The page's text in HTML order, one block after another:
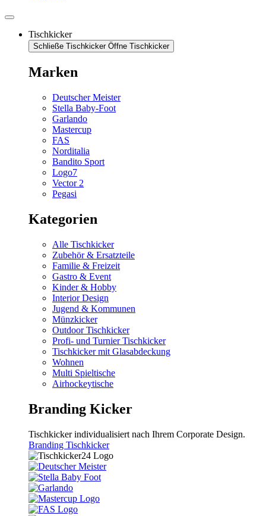
Tischkicker
Schließe Tischkicker Öffne Tischkicker
Marken
Deutscher Meister
Stella Baby-Foot
Garlando
Mastercup
FAS
Norditalia
Bandito Sport
Logo7
Vector 2
Pegasi
Kategorien
Alle Tischkicker
Zubehör & Ersatzteile
Familie & Freizeit
Gastro & Event
Kinder & Hobby
Interior Design
Jugend & Kommunen
Münzkicker
Outdoor Tischkicker
Profi- und Turnier Tischkicker
Tischkicker mit Glasabdeckung
Wohnen
Multi Spieltische
Airhockeytische
Branding Kicker
Tischkicker individualisiert nach Ihrem Corporate Design.
Branding Tischkicker